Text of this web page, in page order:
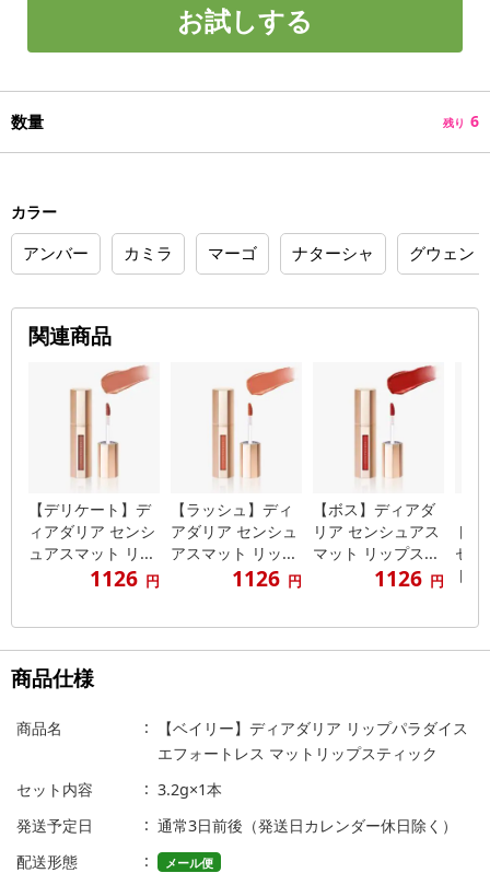
お試しする
数量 残り 6
カラー
アンバー カミラ マーゴ ナターシャ グウェン
関連商品
【デリケート】デ
ィアダリア センシ
ュアスマット リ...
1126 円
【ラッシュ】ディ
アダリア センシュ
アスマット リッ...
1126 円
【ボス】ディアダ
リア センシュアス
マット リップス...
1126 円
ト
セ
ト...
商品仕様
商品名
【ベイリー】ディアダリア リップパラダイス
エフォートレス マットリップスティック
セット内容
3.2g×1本
発送予定日
通常3日前後（発送日カレンダー休日除く）
配送形態
メール便